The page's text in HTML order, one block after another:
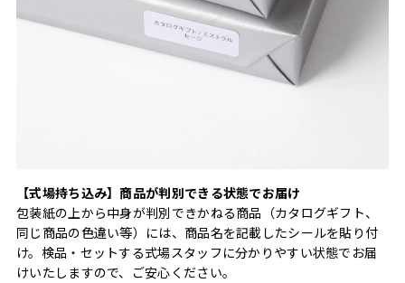
【式場持ち込み】商品が判別できる状態でお届け
包装紙の上から中身が判別できかねる商品（カタログギフト、
同じ商品の色違い等）には、商品名を記載したシールを貼り付
け。検品・セットする式場スタッフに分かりやすい状態でお届
けいたしますので、ご安心ください。